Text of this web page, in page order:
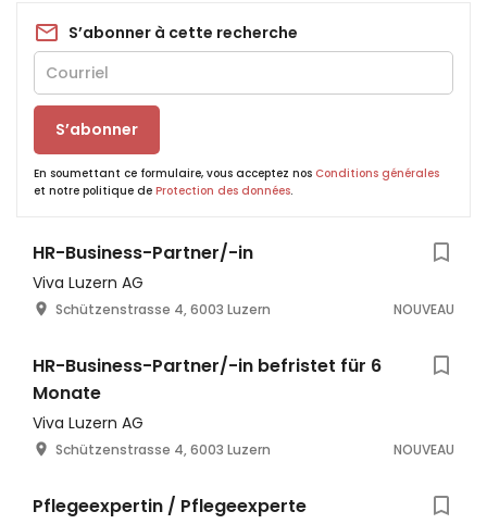
S’abonner à cette recherche
S’abonner
En soumettant ce formulaire, vous acceptez nos Conditions générales
et notre politique de Protection des données.
HR-Business-Partner/-in
Viva Luzern AG
Schützenstrasse 4, 6003 Luzern NOUVEAU
HR-Business-Partner/-in befristet für 6
Monate
Viva Luzern AG
Schützenstrasse 4, 6003 Luzern NOUVEAU
Pflegeexpertin / Pflegeexperte